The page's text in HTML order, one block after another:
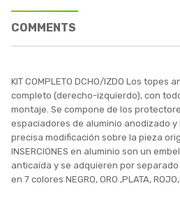
COMMENTS
KIT COMPLETO DCHO/IZDO Los topes
completo (derecho-izquierdo), con
montaje. Se compone de los
espaciadores de aluminio anodizado
precisa modificación sobre la pieza
INSERCIONES en aluminio son un
anticaída y se adquieren por separado
en 7 colores NEGRO, ORO ,PLATA,